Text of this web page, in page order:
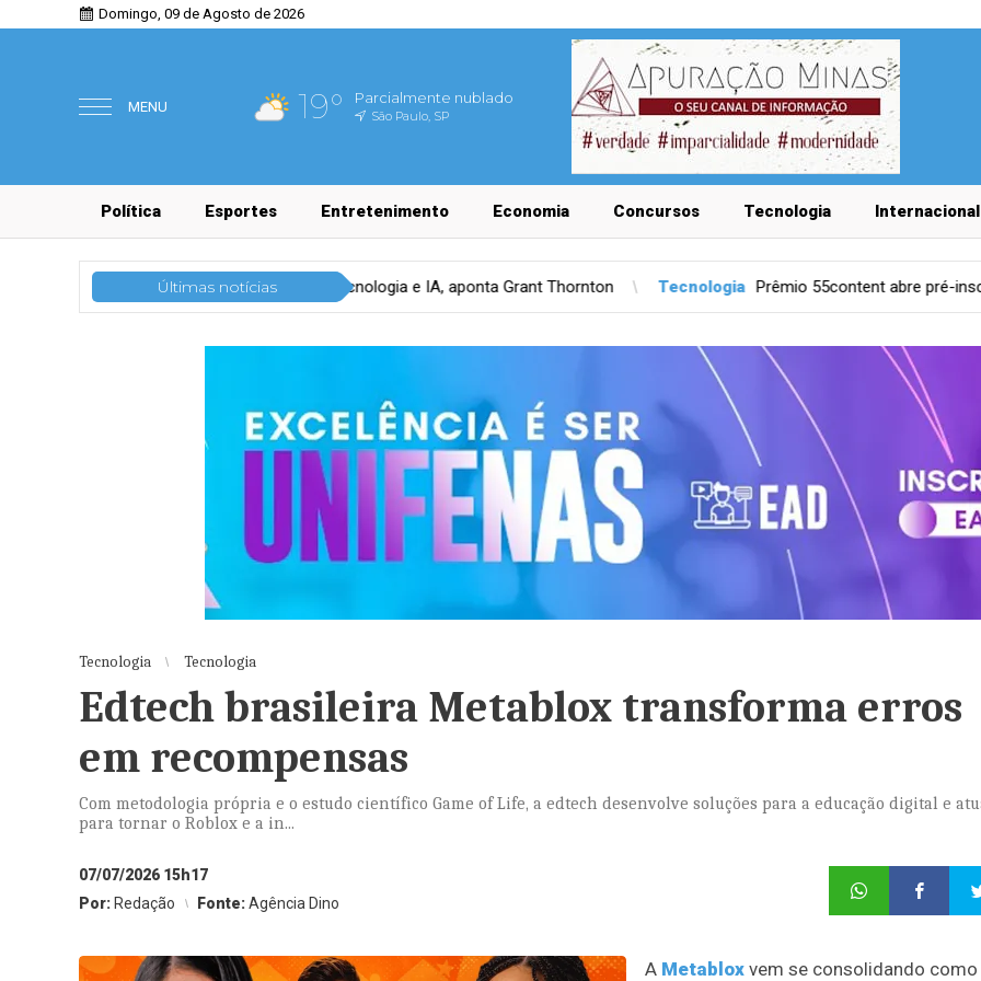
Domingo, 09 de Agosto de 2026
MENU 19° Parcialmente nublado
São Paulo, SP
Política Esportes Entretenimento Economia Concursos Tecnologia Internacional
Últimas notícias
CFOs priorizam tecnologia e IA, aponta Grant Thornton Tecnologia Prêmio 55content abre pré-inscrição para apps
Tecnologia Tecnologia
Edtech brasileira Metablox transforma erros
em recompensas
Com metodologia própria e o estudo científico Game of Life, a edtech desenvolve soluções para a educação digital e
para tornar o Roblox e a in...
07/07/2026 15h17
Por: Redação Fonte:Agência Dino
A Metablox vem se consolidando como